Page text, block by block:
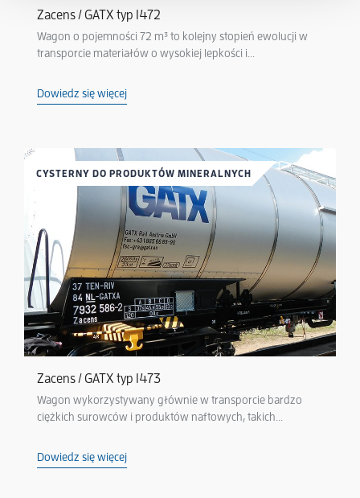
Zacens / GATX typ 1472
Wagon o pojemności 72 m³ to kolejny stopień ewolucji w
transporcie materiałów o wysokiej lepkości i...
Dowiedz się więcej
CYSTERNY DO PRODUKTÓW MINERALNYCH
Zacens / GATX typ 1473
Wagon wykorzystywany głównie w transporcie bardzo
ciężkich surowców i produktów naftowych, takich...
Dowiedz się więcej